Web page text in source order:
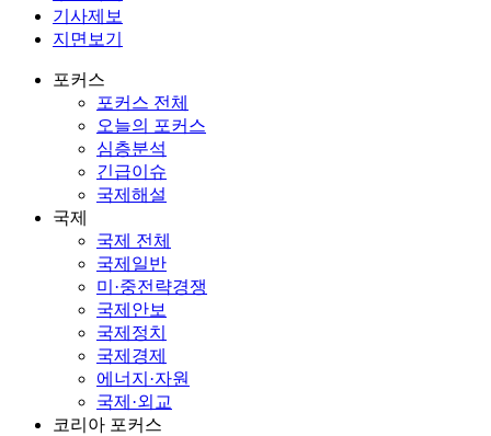
기사제보
지면보기
포커스
포커스 전체
오늘의 포커스
심층분석
긴급이슈
국제해설
국제
국제 전체
국제일반
미·중전략경쟁
국제안보
국제정치
국제경제
에너지·자원
국제·외교
코리아 포커스